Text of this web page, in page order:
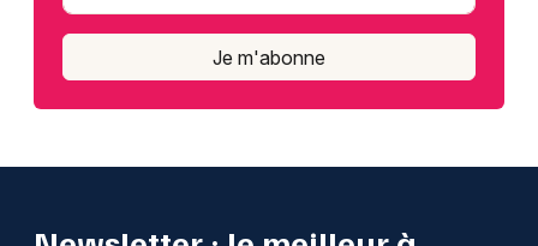
Je m'abonne